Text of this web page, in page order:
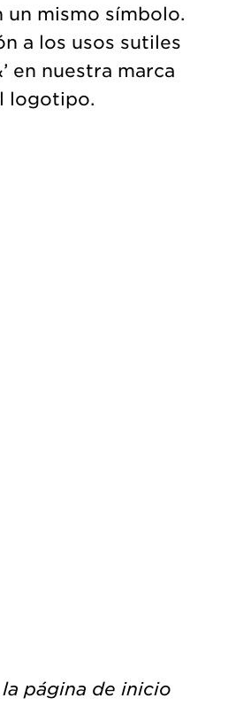
un mismo símbolo.
a los usos sutiles
en nuestra marca
logotipo.
página de inicio